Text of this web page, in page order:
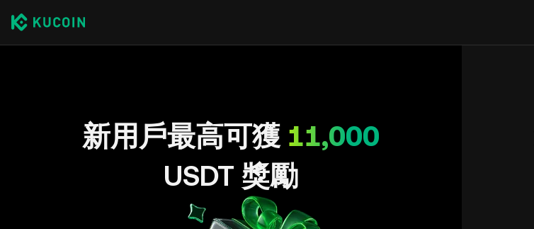
新用戶最高可獲 11,000
USDT 獎勵